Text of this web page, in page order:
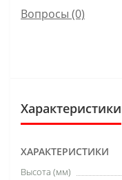
Вопросы (0)
Характеристики
ХАРАКТЕРИСТИКИ
Высота (мм)